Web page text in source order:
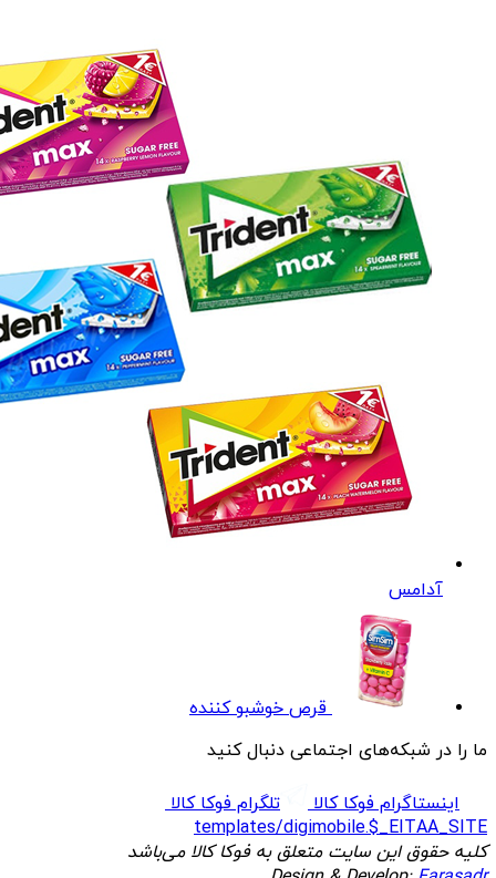
آدامس
قرص خوشبو کننده
ما را در شبکه‌های اجتماعی دنبال کنید
اینستاگرام فوکا کالا
تلگرام فوکا کالا
templates/digimobile.$_EITAA_SITE
کلیه حقوق این سایت متعلق به فوکا کالا می‌باشد